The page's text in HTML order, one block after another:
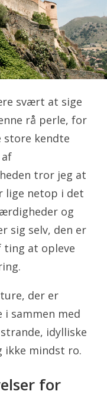
svært at sige
rå perle, for
store kendte
tror jeg at
lige netop i det
og
sig selv, den er
ting at opleve
der er
i sammen med
idylliske
ikke mindst ro.
for